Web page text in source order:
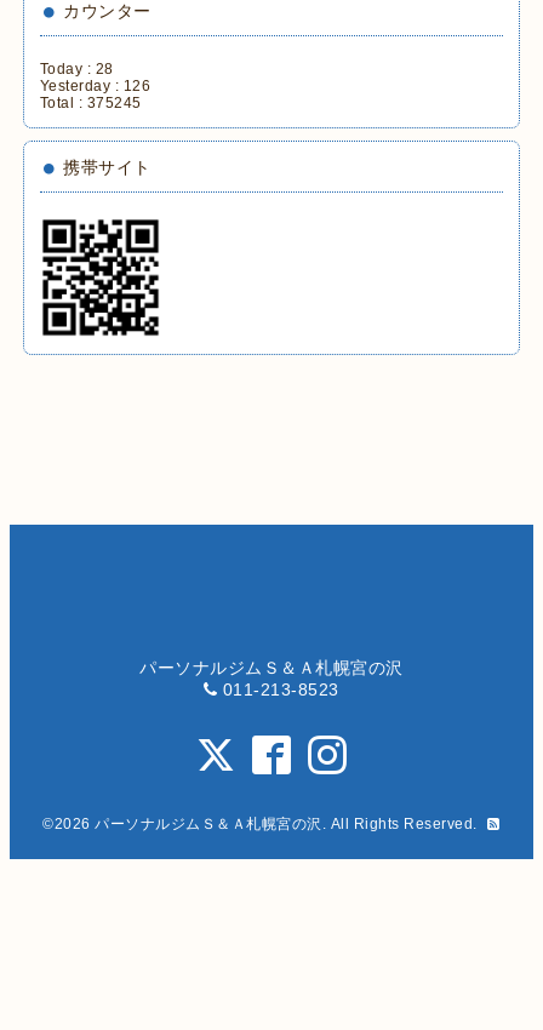
カウンター
Today : 28
Yesterday : 126
Total : 375245
携帯サイト
パーソナルジムＳ＆Ａ札幌宮の沢
011-213-8523
©2026パーソナルジムＳ＆Ａ札幌宮の沢 . All Rights Reserved.